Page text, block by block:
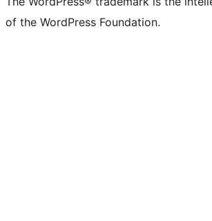
of the WordPress Foundation.